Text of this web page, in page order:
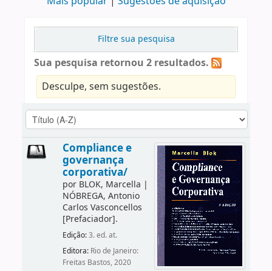
Filtre sua pesquisa
Sua pesquisa retornou 2 resultados.
Desculpe, sem sugestões.
Compliance e
governança
corporativa/
por BLOK, Marcella |
NÓBREGA, Antonio
Carlos Vasconcellos
[Prefaciador].
Edição:3. ed. at.
Editora: Rio de Janeiro:
Freitas Bastos, 2020